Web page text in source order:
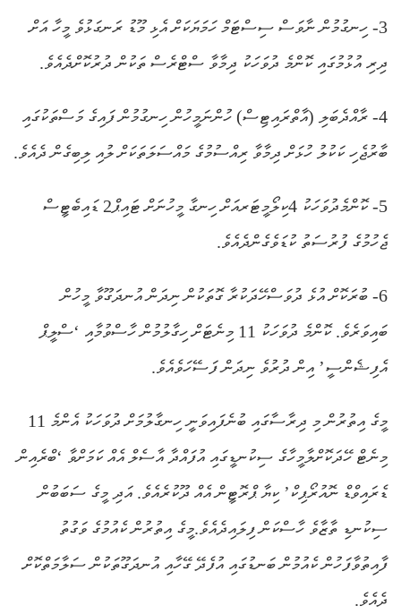
3- ހިނގުމުން ނާވަސް ސިސްޓަމް ހަމަޔަކަށް އެޅި މޫޑު ރަނގަޅުވެ މީހާ އަށް
ދިރި އުޅުމުގައި ކޮންމެ ދުވަހަކު ދިމާވާ ސްޓްރެސް ތަކުން ދުރުކޮށްދެއެވެ.
4- ރާއްދެބަލި (އާތްރައިޓިސް) ހުންނަމީހުން
ހިނގުމުން ފައިގެ މަސްތަކުގައި
ބާރުޖެހި ކަކުލު ހުޅަށް ދިމާވާ ރިއްސުމުގެ މައްސަލަތަކަށް ލުއި ލިބިގެން ދެއެވެ.
5- ކޮންމެދުވަހަކު 4ކިލޯމީޓަރއަށް ހިނގާ މީހުނަށް ޓައިޕް2 ޑައިބެޓީސް
ޖެހުމުގެ ފުރުސަތު ކުޑަވެގެންދެއެވެ.
6- ބުރަކޮށް އުޅެ ދުވަސްހޭދަކުރާ ގޮތަކުން ނިދަން އުނދަގޫވާ މީހުން
ބައިވަރެވެ. ކޮންމެ ދުވަހަކު 11 މިނެޓަށް ހިގާލުމުން ހާސްވުމާއި ‘ސްލީޕް
އެފިޝެންސީ’ އިން ދުރުވެ ނިދަން ފަސޭހަވެއެވެ.
މީގެ އިތުރުން މި ދިރާސާގައި ބުނެފައިވަނީ ހިނގާލުމަށް ދުވަހަކު އެންމެ 11
މިނެޓް ހޭދަކޮށްލާމީހާގެ ސިކުނޑީގައި އުފައްދާ އާސެލް އެއް ކަމަށްވާ ‘ބްރެއިން
ޑެރައިވްޑް ނޮއުރޯޕިކް’ ކިޔާ ޕްރޮޓީން އެއް ދޫކުރެއެވެ. އަދި މީގެ ސަބަބުން
ސިކުނޑި ތާޒާވެ ހާސްކަން ފިލައިދެއެވެ.މީގެ އިތުރުން ކެއުމުގެ ވަގުތު
ފާއިތުވާފަހުން ކެއުމުން ބަނޑުގައި އުފެދޭ ގޭހާއި އުނދަގޫތަކުން ސަލާމަތްކޮށް
ދެއެވެ.